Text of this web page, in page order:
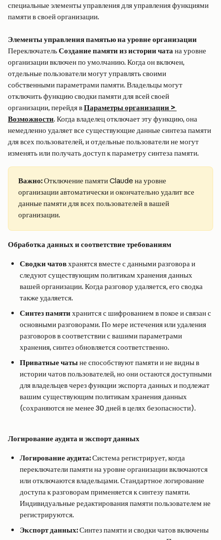
специальные элементы управления для управления функциями
памяти в своей организации.
Элементы управления памятью на уровне организации
Переключатель Создание памяти из истории чата на уровне
организации включен по умолчанию. Когда он включен,
отдельные пользователи могут управлять своими
собственными параметрами памяти. Владельцы могут
отключить функцию сводки памяти для всей своей
организации, перейдя в Параметры организации >
Возможности. Когда владелец отключает эту функцию, она
немедленно удаляет все существующие данные синтеза памяти
для всех пользователей, и отдельные пользователи не могут
изменять или получать доступ к параметру синтеза памяти.
Важно: Отключение памяти Claude на уровне
организации автоматически и окончательно удалит все
данные памяти для всех пользователей в вашей
организации.
Обработка данных и соответствие требованиям
Сводки чатов хранятся вместе с данными разговора и
следуют существующим политикам хранения данных
вашей организации. Когда разговор удаляется, его сводка
также удаляется.
Синтез памяти хранится с шифрованием в покое и связан с
основными разговорами. По мере истечения или удаления
разговоров в соответствии с вашими параметрами
хранения, синтез обновляется соответственно.
Приватные чаты не способствуют памяти и не видны в
истории чатов пользователей, но они остаются доступными
для владельцев через функции экспорта данных и подлежат
вашим существующим политикам хранения данных
(сохраняются не менее 30 дней в целях безопасности).
Логирование аудита и экспорт данных
Логирование аудита: Система регистрирует, когда
переключатели памяти на уровне организации включаются
или отключаются владельцами. Стандартное логирование
доступа к разговорам применяется к синтезу памяти.
Индивидуальные редактирования памяти пользователем не
регистрируются.
Экспорт данных: Синтез памяти и сводки чатов включены